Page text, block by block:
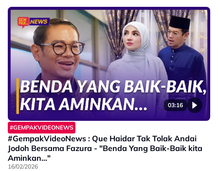
03:16
#GEMPAKVIDEONEWS
#GempakVideoNews : Que Haidar Tak Tolak Andai
Jodoh Bersama Fazura - "Benda Yang Baik-Baik kita
Aminkan..."
16/02/2026